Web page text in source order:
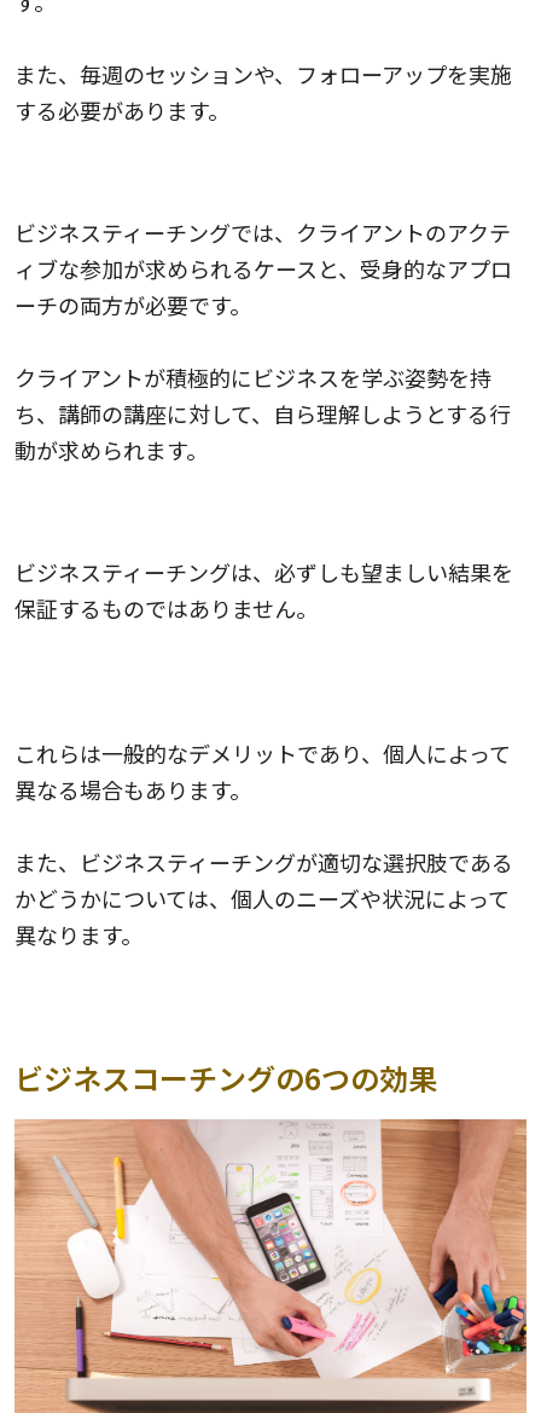
また、毎週のセッションや、フォローアップを実施
する必要があります。
ビジネスティーチングでは、クライアントのアクテ
ィブな参加が求められるケースと、受身的なアプロ
ーチの両方が必要です。
クライアントが積極的にビジネスを学ぶ姿勢を持
ち、講師の講座に対して、自ら理解しようとする行
動が求められます。
ビジネスティーチングは、必ずしも望ましい結果を
保証するものではありません。
これらは一般的なデメリットであり、個人によって
異なる場合もあります。
また、ビジネスティーチングが適切な選択肢である
かどうかについては、個人のニーズや状況によって
異なります。
ビジネスコーチングの6つの効果